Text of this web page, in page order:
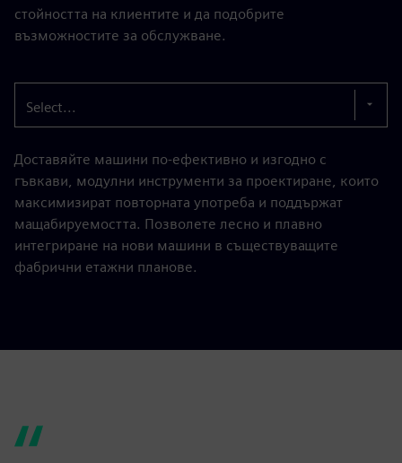
стойността на клиентите и да подобрите
възможностите за обслужване.
Select...
Доставяйте машини по-ефективно и изгодно с
гъвкави, модулни инструменти за проектиране, които
максимизират повторната употреба и поддържат
мащабируемостта. Позволете лесно и плавно
интегриране на нови машини в съществуващите
фабрични етажни планове.